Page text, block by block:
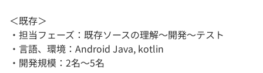
＜既存＞
・担当フェーズ：既存ソースの理解〜開発〜テスト
・言語、環境：Android Java, kotlin
・開発規模：2名〜5名